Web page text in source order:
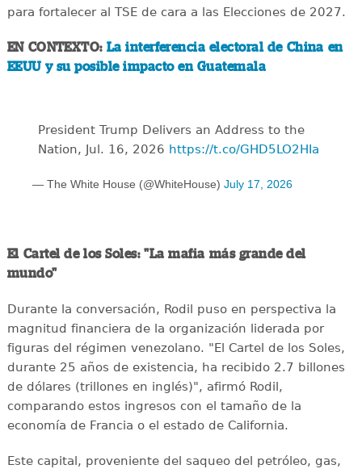
para fortalecer al TSE de cara a las Elecciones de 2027.
EN CONTEXTO:La interferencia electoral de China en
EEUU y su posible impacto en Guatemala
President Trump Delivers an Address to the
Nation, Jul. 16, 2026 https://t.co/GHD5LO2HIa
— The White House (@WhiteHouse) July 17, 2026
El Cartel de los Soles: "La mafia más grande del
mundo"
Durante la conversación, Rodil puso en perspectiva la
magnitud financiera de la organización liderada por
figuras del régimen venezolano. "El Cartel de los Soles,
durante 25 años de existencia, ha recibido 2.7 billones
de dólares (trillones en inglés)", afirmó Rodil,
comparando estos ingresos con el tamaño de la
economía de Francia o el estado de California.
Este capital, proveniente del saqueo del petróleo, gas,